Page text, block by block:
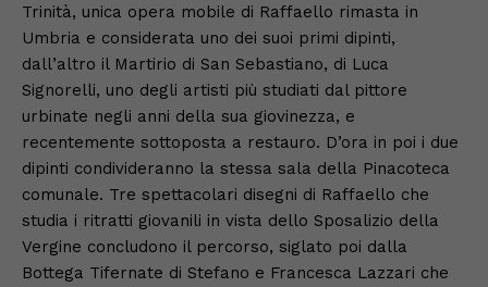
Trinità, unica opera mobile di Raffaello rimasta in
Umbria e considerata uno dei suoi primi dipinti,
dall’altro il Martirio di San Sebastiano, di Luca
Signorelli, uno degli artisti più studiati dal pittore
urbinate negli anni della sua giovinezza, e
recentemente sottoposta a restauro. D’ora in poi i due
dipinti condivideranno la stessa sala della Pinacoteca
comunale. Tre spettacolari disegni di Raffaello che
studia i ritratti giovanili in vista dello Sposalizio della
Vergine concludono il percorso, siglato poi dalla
Bottega Tifernate di Stefano e Francesca Lazzari che